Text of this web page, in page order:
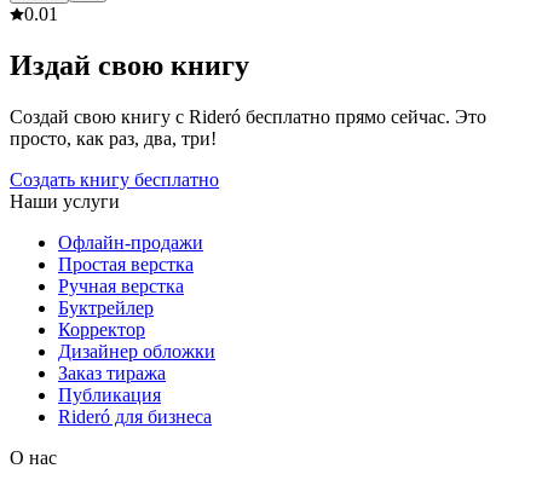
0.01
Издай свою книгу
Создай свою книгу с Rideró бесплатно прямо сейчас. Это
просто, как раз, два, три!
Создать книгу бесплатно
Наши услуги
Офлайн-продажи
Простая верстка
Ручная верстка
Буктрейлер
Корректор
Дизайнер обложки
Заказ тиража
Публикация
Rideró для бизнеса
О нас